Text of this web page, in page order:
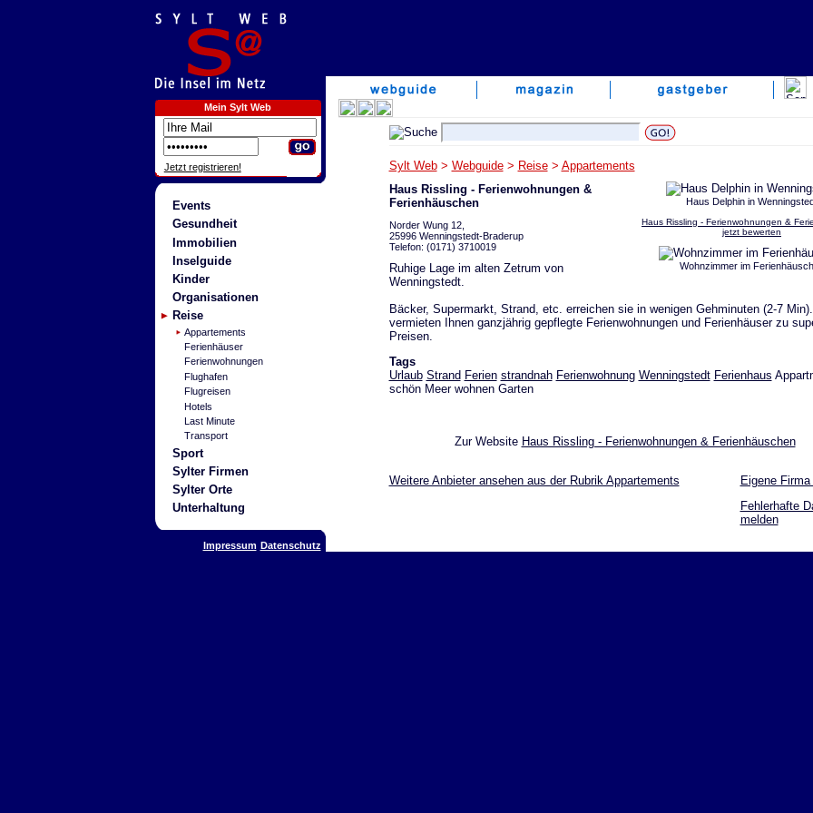
Mein Sylt Web
Jetzt registrieren!
Events
Gesundheit
Immobilien
Inselguide
Kinder
Organisationen
Reise
Appartements
Ferienhäuser
Ferienwohnungen
Flughafen
Flugreisen
Hotels
Last Minute
Transport
Sport
Sylter Firmen
Sylter Orte
Unterhaltung
Impressum Datenschutz
Sylt Web> Webguide> Reise> Appartements
Haus Delphin in
Haus Rissling - Ferienwohnungen &
jetzt bewerten
Wohnzimmer im
Haus Rissling - Ferienwohnungen &
Ferienhäuschen
Norder Wung 12,
25996 Wenningstedt-Braderup
Telefon: (0171) 3710019
Ruhige Lage im alten Zetrum von
Wenningstedt.
Bäcker, Supermarkt, Strand, etc. erreichen sie in wenigen Gehminuten (2-7
vermieten Ihnen ganzjährig gepflegte Ferienwohnungen und Ferienhäuser zu
Preisen.
Tags
Urlaub Strand Ferien strandnah Ferienwohnung Wenningstedt Ferienhaus
schön Meer wohnen Garten
Zur Website Haus Rissling - Ferienwohnungen & Ferienhäuschen
Weitere Anbieter ansehen aus der Rubrik Appartements
Eigene
Fehlerhafte
melden